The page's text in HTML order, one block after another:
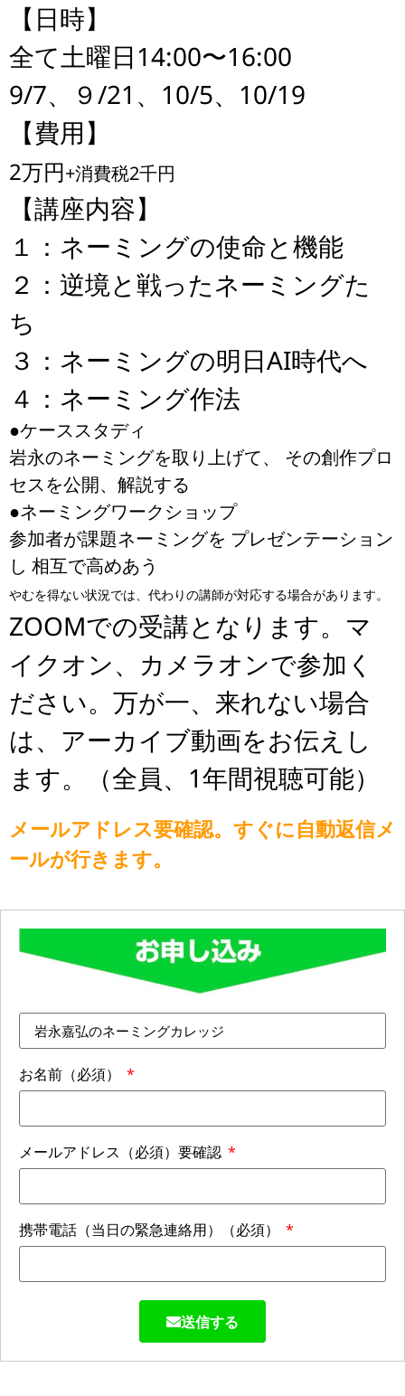
【日時】
全て土曜日14:00〜16:00
9/7、９/21、10/5、10/19
【費用】
2万円+消費税2千円
【講座内容】
１：ネーミングの使命と機能
２：逆境と戦ったネーミングた
ち
３：ネーミングの明日AI時代へ
４：ネーミング作法
●ケーススタディ
岩永のネーミングを取り上げて、 その創作プロ
セスを公開、解説する
●ネーミングワークショップ
参加者が課題ネーミングを プレゼンテーション
し 相互で高めあう
やむを得ない状況では、代わりの講師が対応する場合があります。
ZOOMでの受講となります。マ
イクオン、カメラオンで参加く
ださい。万が一、来れない場合
は、アーカイブ動画をお伝えし
ます。（全員、1年間視聴可能）
メールアドレス要確認。すぐに自動返信メ
ールが行きます。
お名前（必須）
メールアドレス（必須）要確認
携帯電話（当日の緊急連絡用）（必須）
送信する